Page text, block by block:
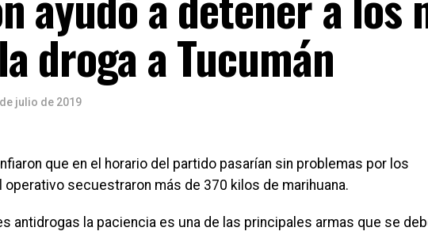
droga a Tucumán
julio de 2019
que en el horario del partido pasarían sin problemas por los
operativo secuestraron más de 370 kilos de marihuana.
antidrogas la paciencia es una de las principales armas que se